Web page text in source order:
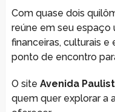
Com quase dois
reúne em seu espaço
financeiras, culturais e
ponto de encontro
O site Avenida
quem quer explorar a